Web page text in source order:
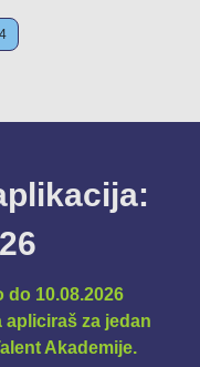
4
do 10.08.2026
za jedan
Akademije.